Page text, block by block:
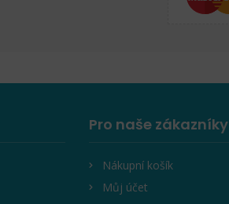
Pro naše zákazníky
Nákupní košík
Můj účet